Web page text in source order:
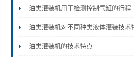
张家港市裕丰饮料机械有限公司
油类灌装机用于检测控制气缸的行程
油类灌装机对不同种类液体灌装技术
油类灌装机的技术特点